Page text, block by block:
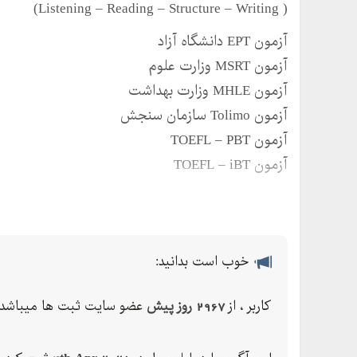
( Listening – Reading – Structure – Writing)
آزمون EPT دانشگاه آزاد
آزمون MSRT وزارت علوم
آزمون MHLE وزارت بهداشت
آزمون Tolimo سازمان سنجش
آزمون TOEFL – PBT
آزمون TOEFL – iBT
خوب است بدانید:
کاربر ، از2967 روز پیش عضو سایت ثبت ها